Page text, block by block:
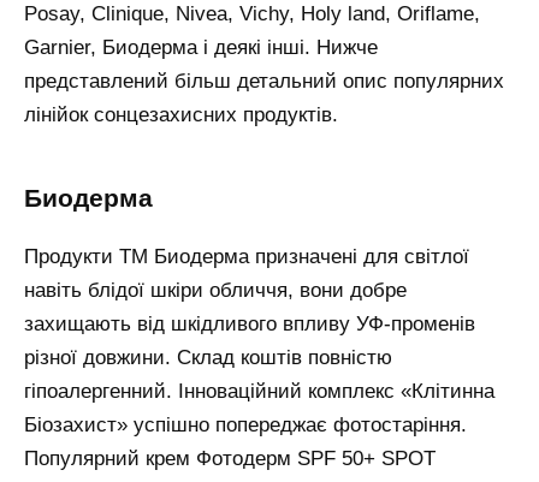
Posay, Clinique, Nivea, Vichy, Holy land, Oriflame,
Garnier, Биодерма і деякі інші. Нижче
представлений більш детальний опис популярних
лінійок сонцезахисних продуктів.
биодерма
Продукти ТМ Биодерма призначені для світлої
навіть блідої шкіри обличчя, вони добре
захищають від шкідливого впливу УФ-променів
різної довжини. Склад коштів повністю
гіпоалергенний. Інноваційний комплекс «Клітинна
Біозахист» успішно попереджає фотостаріння.
Популярний крем Фотодерм SPF 50+ SPOT